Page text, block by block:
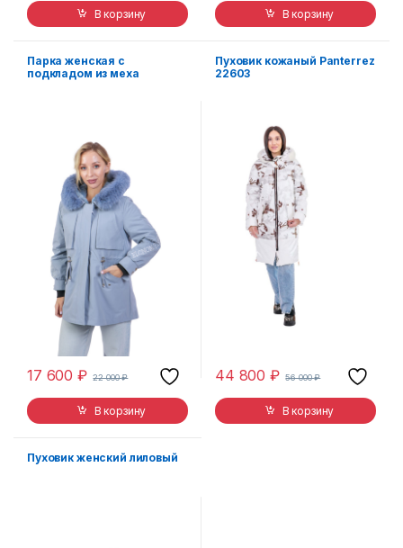
В корзину В корзину
Парка женская с
подкладом из меха
17 600₽ 22 000₽
В корзину
Пуховик кожаный Panterrez
22603
44 800₽ 56 000₽
В корзину
Пуховик женский лиловый